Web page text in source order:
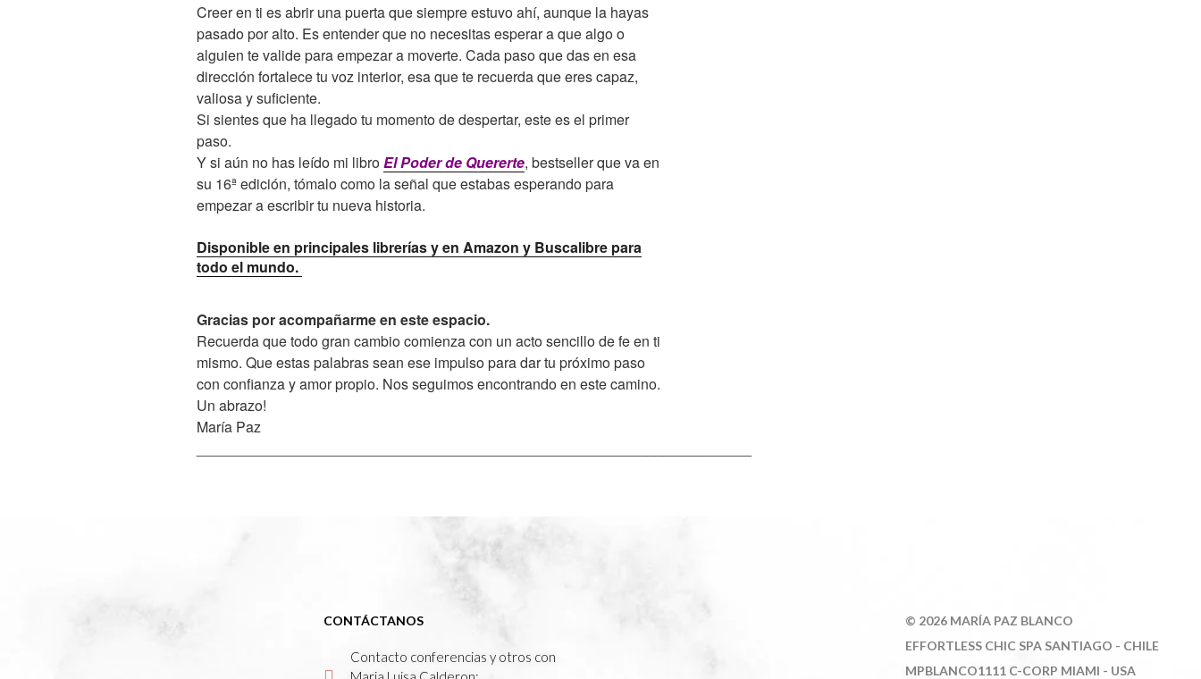
Creer en ti es abrir una puerta que siempre estuvo ahí, aunque la hayas
pasado por alto. Es entender que no necesitas esperar a que algo o
alguien te valide para empezar a moverte. Cada paso que das en esa
dirección fortalece tu voz interior, esa que te recuerda que eres capaz,
valiosa y suficiente.
Si sientes que ha llegado tu momento de despertar, este es el primer
paso.
Y si aún no has leído mi libroEl Poder de Quererte, bestseller que va en
su 16ª edición, tómalo como la señal que estabas esperando para
empezar a escribir tu nueva historia.
Disponible en principales librerías y en Amazon y Buscalibre para
todo el mundo.
Gracias por acompañarme en este espacio.
Recuerda que todo gran cambio comienza con un acto sencillo de fe en ti
mismo. Que estas palabras sean ese impulso para dar tu próximo paso
con confianza y amor propio. Nos seguimos encontrando en este camino.
Un abrazo!
María Paz
CONTÁCTANOS
Contacto conferencias y otros con
© 2026 MARÍA PAZ BLANCO
EFFORTLESS CHIC SPA SANTIAGO - CHILE
MPBLANCO1111 C-CORP MIAMI - USA